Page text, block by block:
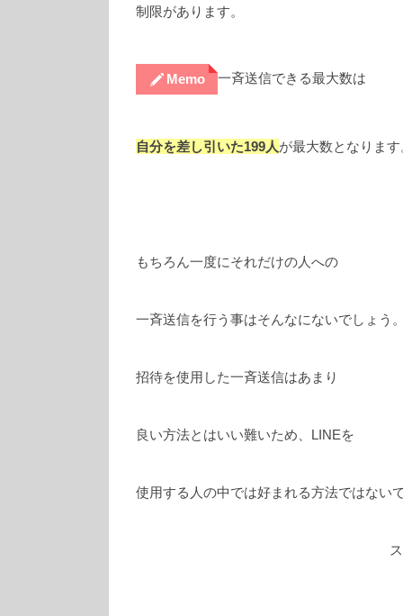
制限があります。
Memo 一斉送信できる最大数は
自分を差し引いた199人が最大数となります
もちろん一度にそれだけの人への
一斉送信を行う事はそんなにないでしょう。
招待を使用した一斉送信はあまり
良い方法とはいい難いため、LINEを
使用する人の中では好まれる方法ではないで